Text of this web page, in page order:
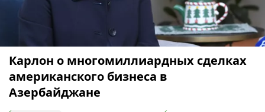
Карлон о многомиллиардных сделках
американского бизнеса в
Азербайджане